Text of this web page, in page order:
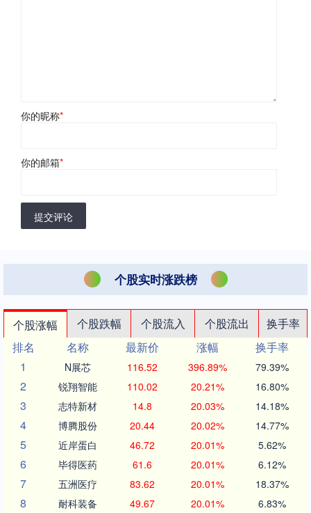
你的昵称*
你的邮箱*
提交评论
个股实时涨跌榜
个股涨幅 个股跌幅 个股流入 个股流出
换手率
排名
名称 最新价 涨幅
换手率
1
N展芯 116.52 396.89% 79.39%
2 锐翔智能 110.02 20.21% 16.80%
3 志特新材 14.8 20.03% 14.18%
4 博腾股份 20.44 20.02% 14.77%
5 近岸蛋白 46.72 20.01% 5.62%
6 毕得医药 61.6 20.01% 6.12%
7 五洲医疗 83.62 20.01% 18.37%
8 耐科装备 49.67 20.01% 6.83%